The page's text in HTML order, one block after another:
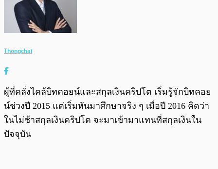
Thongchai
ผู้ที่คลั่งไคล้บิทคอยน์และสกุลเงินคริปโต เริ่มรู้จักบิทคอย
น์ช่วงปี 2015 แต่เริ่มหันมาศึกษาจริง ๆ เมื่อปี 2016 คิดว่า
ในไม่ช้าสกุลเงินคริปโต จะมาเข้ามาแทนที่สกุลเงินใน
ปัจจุบัน